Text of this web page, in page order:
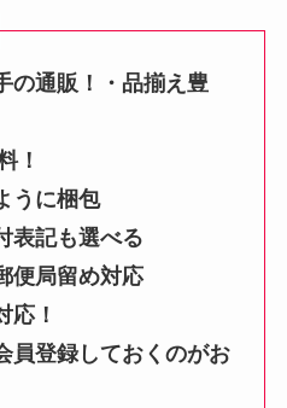
の通販！・品揃え豊
！
うに梱包
表記も選べる
便局留め対応
応！
員登録しておくのがお